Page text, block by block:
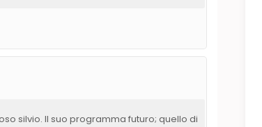
silvio. Il suo programma futuro; quello di